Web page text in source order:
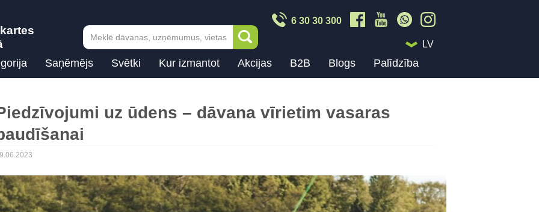
6 30 30 300
LV
Saņēmējs Svētki Kur izmantot Akcijas B2B Blogs Palīdzība
uz ūdens – dāvana vīrietim vasaras